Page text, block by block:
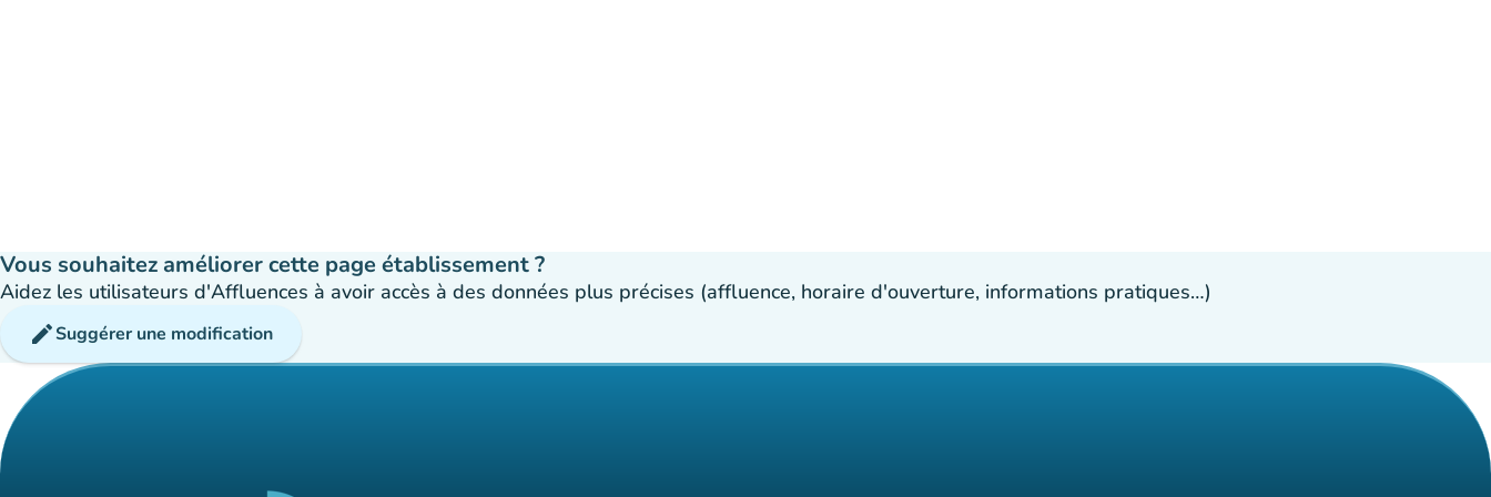
Vous souhaitez améliorer cette page établissement ?
Aidez les utilisateurs d'Affluences à avoir accès à des données plus précises (affluence, horaire d'ouverture, informations pratiques…)
editSuggérer une modification